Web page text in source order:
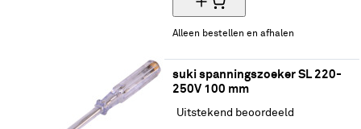
Alleen bestellen en afhalen
suki spanningszoeker SL 220-
250V 100 mm
Uitstekend beoordeeld